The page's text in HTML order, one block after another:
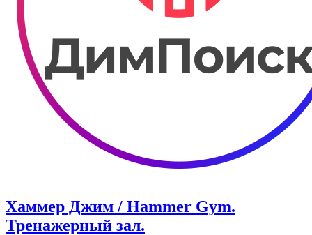
Хаммер Джим / Hammer Gym.
Тренажерный зал.